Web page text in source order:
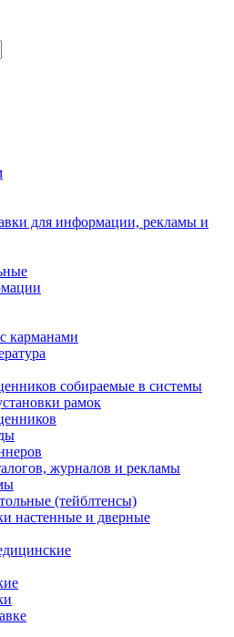
для информации, рекламы и
карманами
собираемые в системы
рамок
журналов и рекламы
(тейблтенсы)
настенные и дверные